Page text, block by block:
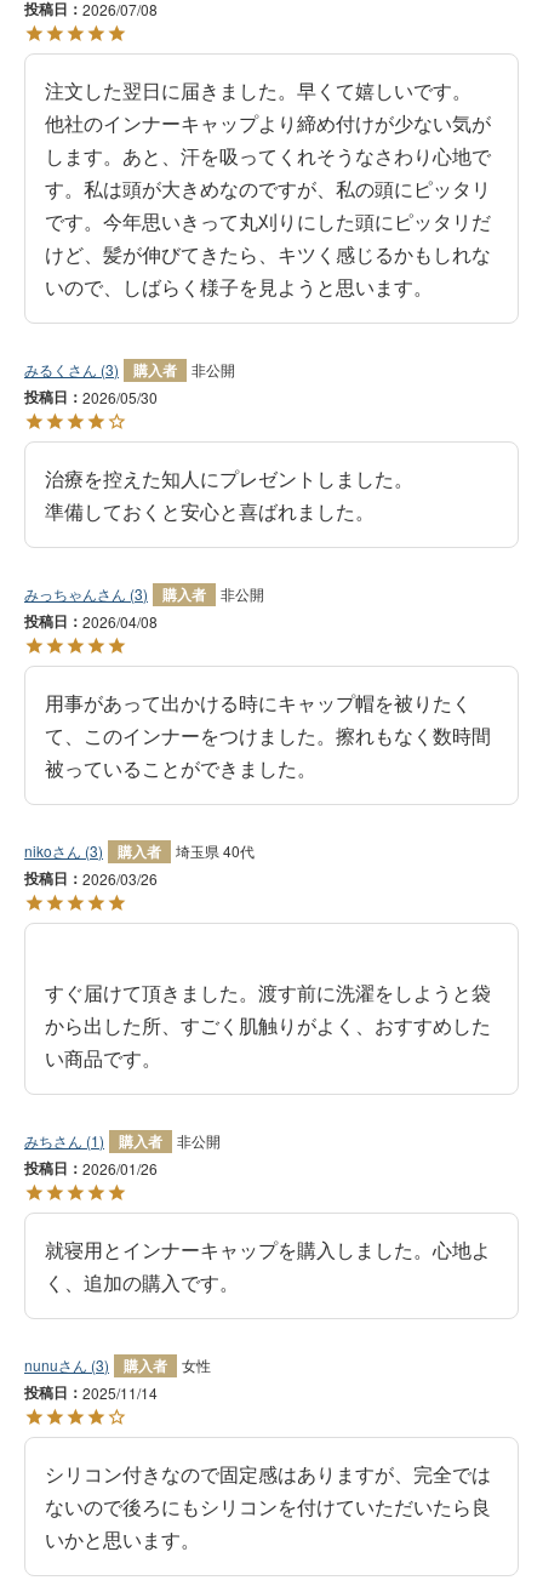
投稿日 2026/07/08
注文した翌日に届きました。早くて嬉しいです。
他社のインナーキャップより締め付けが少ない気が
します。あと、汗を吸ってくれそうなさわり心地で
す。私は頭が大きめなのですが、私の頭にピッタリ
です。今年思いきって丸刈りにした頭にピッタリだ
けど、髪が伸びてきたら、キツく感じるかもしれな
いので、しばらく様子を見ようと思います。
みるく 3 購入者 非公開
投稿日 2026/05/30
治療を控えた知人にプレゼントしました。
準備しておくと安心と喜ばれました。
みっちゃん 3 購入者 非公開
投稿日 2026/04/08
用事があって出かける時にキャップ帽を被りたく
て、このインナーをつけました。擦れもなく数時間
被っていることができました。
niko 3 購入者 埼玉県 40代
投稿日 2026/03/26
すぐ届けて頂きました。渡す前に洗濯をしようと袋
から出した所、すごく肌触りがよく、おすすめした
い商品です。
みち 1 購入者 非公開
投稿日 2026/01/26
就寝用とインナーキャップを購入しました。心地よ
く、追加の購入です。
nunu 3 購入者 女性
投稿日 2025/11/14
シリコン付きなので固定感はありますが、完全では
ないので後ろにもシリコンを付けていただいたら良
いかと思います。